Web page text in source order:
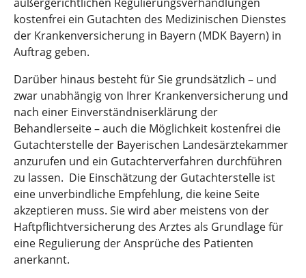
kostenfrei ein Gutachten des Medizinischen Dienstes
der Krankenversicherung in Bayern (MDK Bayern) in
Auftrag geben.
Darüber hinaus besteht für Sie grundsätzlich – und
zwar unabhängig von Ihrer Krankenversicherung und
nach einer Einverständniserklärung der
Behandlerseite – auch die Möglichkeit kostenfrei die
Gutachterstelle der Bayerischen Landesärztekammer
anzurufen und ein Gutachterverfahren durchführen
zu lassen. Die Einschätzung der Gutachterstelle ist
eine unverbindliche Empfehlung, die keine Seite
akzeptieren muss. Sie wird aber meistens von der
Haftpflichtversicherung des Arztes als Grundlage für
eine Regulierung der Ansprüche des Patienten
anerkannt.